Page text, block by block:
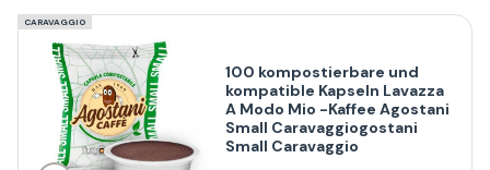
CARAVAGGIO
100 kompostierbare und
kompatible Kapseln Lavazza
A Modo Mio -Kaffee Agostani
Small Caravaggiogostani
Small Caravaggio